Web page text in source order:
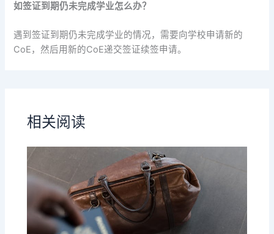
如签证到期仍未完成学业怎么办？
遇到签证到期仍未完成学业的情况，需要向学校申请新的
CoE，然后用新的CoE递交签证续签申请。
相关阅读